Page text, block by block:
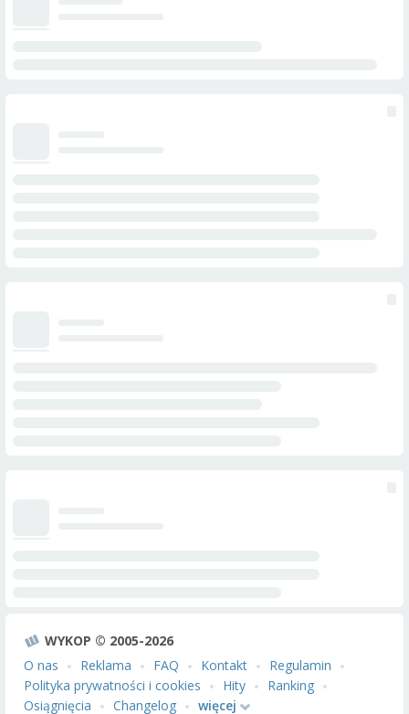
WYKOP © 2005-2026
O nas
Reklama FAQ Kontakt
Regulamin
Polityka prywatności i cookies
Hity
Ranking
Osiągnięcia
Changelog więcej